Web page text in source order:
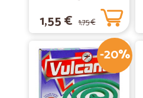
1,55 € 1,75 €
-20%